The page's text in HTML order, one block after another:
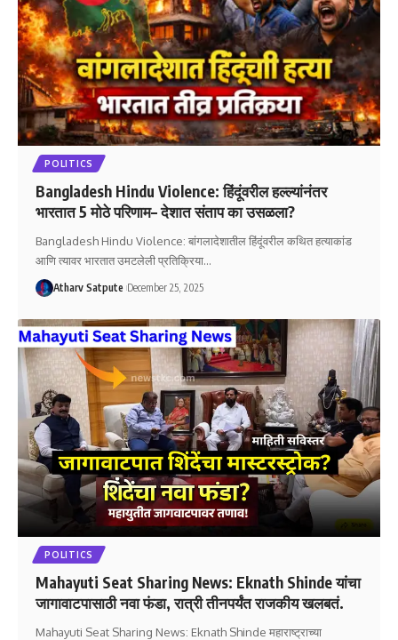
POLITICS
Bangladesh Hindu Violence: हिंदूंवरील हल्ल्यांनंतर
भारतात 5 मोठे परिणाम– देशात संताप का उसळला?
Bangladesh Hindu Violence: बांगलादेशातील हिंदूंवरील कथित हत्याकांड
आणि त्यावर भारतात उमटलेली प्रतिक्रिया…
Atharv Satpute December 25, 2025
POLITICS
Mahayuti Seat Sharing News: Eknath Shinde यांचा
जागावाटपासाठी नवा फंडा, रात्री तीनपर्यंत राजकीय खलबतं.
Mahayuti Seat Sharing News: Eknath Shinde महाराष्ट्राच्या